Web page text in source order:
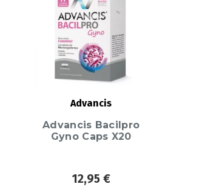
Advancis
Advancis Bacilpro
Gyno Caps X20
12,95 €